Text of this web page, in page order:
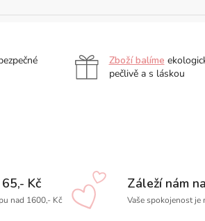
Zboží balíme
pečlivě a s láskou
Kč
nad 1600,- Kč
Záleží nám
Vaše spokojenost je